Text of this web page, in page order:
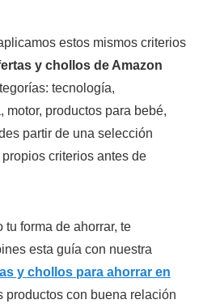
estos mismos criterios
y chollos de Amazon
tecnología,
motor, productos para bebé,
partir de una selección
criterios antes de
forma de ahorrar, te
esta guía con nuestra
y chollos para ahorrar en
productos con buena relación